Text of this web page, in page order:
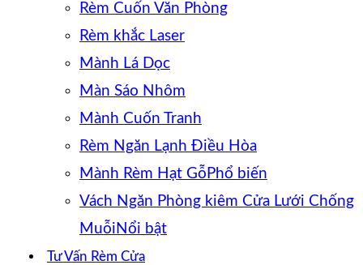
Rèm Cuốn Văn Phòng
Rèm khắc Laser
Mành Lá Dọc
Màn Sáo Nhôm
Mành Cuốn Tranh
Rèm Ngăn Lạnh Điều Hòa
Mành Rèm Hạt Gỗ
Vách Ngăn Phòng kiêm Cửa Lưới Chống
Muỗi
Tư Vấn Rèm Cửa